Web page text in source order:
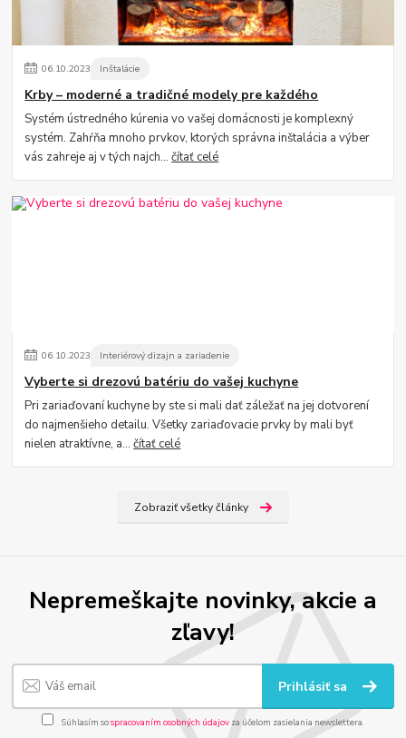
06.10.2023 Inštalácie
Krby – moderné a tradičné modely pre každého
Systém ústredného kúrenia vo vašej domácnosti je komplexný
systém. Zahŕňa mnoho prvkov, ktorých správna inštalácia a výber
vás zahreje aj v tých najch...čítať celé
06.10.2023 Interiérový dizajn a zariadenie
Vyberte si drezovú batériu do vašej kuchyne
Pri zariaďovaní kuchyne by ste si mali dať záležať na jej dotvorení
do najmenšieho detailu. Všetky zariaďovacie prvky by mali byť
nielen atraktívne, a...čítať celé
Zobraziť všetky články
Nepremeškajte novinky, akcie a
zľavy!
Prihlásiť sa
Súhlasím sospracovaním osobných údajov za účelom zasielania newslettera.